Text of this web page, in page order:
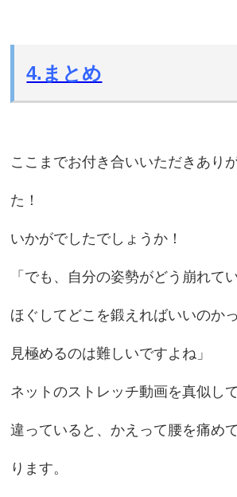
4.まとめ
ここまでお付き合いいただきあり
た！
いかがでしたでしょうか！
「でも、自分の姿勢がどう崩れて
ほぐしてどこを鍛えればいいのか
見極めるのは難しいですよね」
ネットのストレッチ動画を真似し
違っていると、かえって腰を痛め
ります。